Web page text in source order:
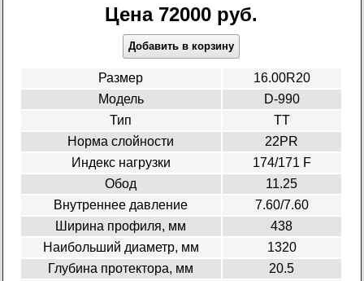
Цена 72000 руб.
Добавить в корзину
Размер
16.00R20
Модель
D-990
Тип
TT
Норма слойности
22PR
Индекс нагрузки
174/171 F
Обод
11.25
Внутреннее давление
7.60/7.60
Ширина профиля, мм
438
Наибольший диаметр, мм
1320
Глубина протектора, мм
20.5